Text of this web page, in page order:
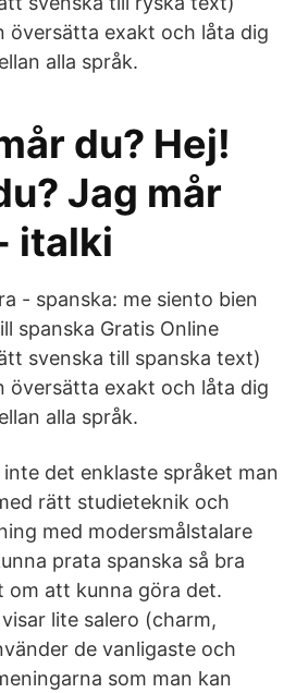
översätta exakt och låta dig
alla språk.
du? Hej!
Jag mår
italki
- spanska: me siento bien
spanska Gratis Online
svenska till spanska text)
översätta exakt och låta dig
alla språk.
inte det enklaste språket man
rätt studieteknik och
med modersmålstalare
prata spanska så bra
om att kunna göra det.
lite salero (charm,
de vanligaste och
som man kan